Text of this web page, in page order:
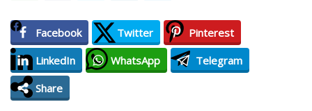
Facebook Twitter
Pinterest
LinkedIn
WhatsApp
Telegram
Share